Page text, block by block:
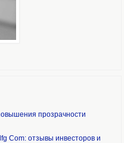
прозрачности
Com: отзывы инвесторов и